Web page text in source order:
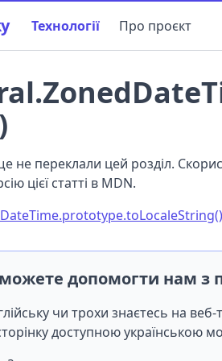
Технології Про проєкт
не переклали цей розділ.
цієї статті в MDN.
допомогти нам з
чи трохи знаєтесь на
доступною українською